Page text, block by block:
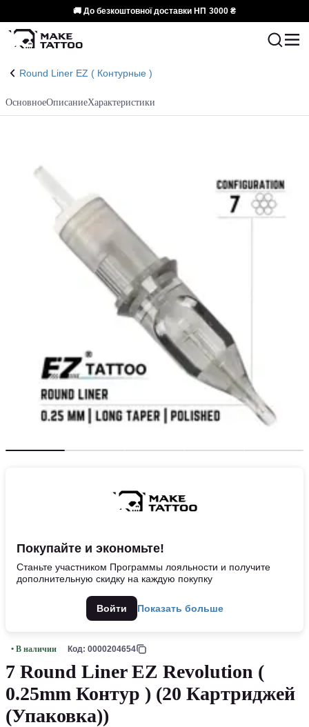
🚚 До безкоштовної доставки НП 3000 ₴
Round Liner EZ ( Контурные )
ОсновноеОписаниеХарактеристики
Покупайте и экономьте!
Станьте участником Программы лояльности и получите
дополнительную скидку на каждую покупку
Войти Показать больше
• В наличии Код: 0000204654
7 Round Liner EZ Revolution (
0.25mm Контур ) (20 Картриджей
(Упаковка))